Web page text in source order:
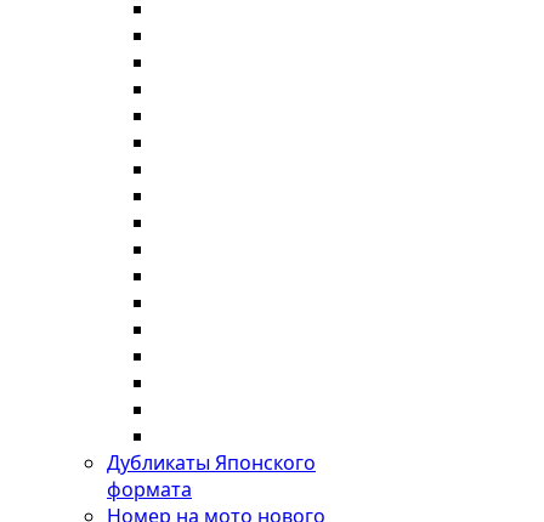
Дубликаты Японского
формата
Номер на мото нового